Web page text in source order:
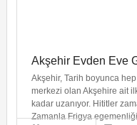
Akşehir Evden Eve
Akşehir, Tarih boyunca
merkezi olan Akşehire ait
kadar uzanıyor. Hititler
Zamanla Frigya